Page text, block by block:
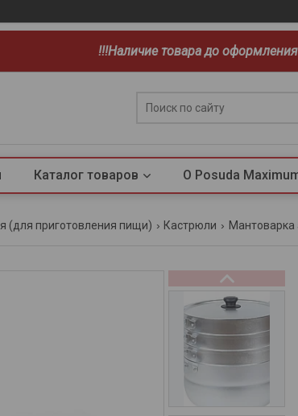
!!!Наличие товара до оформления
Каталог товаров О Posuda
(для приготовления пищи) Кастрюли Мантоварка